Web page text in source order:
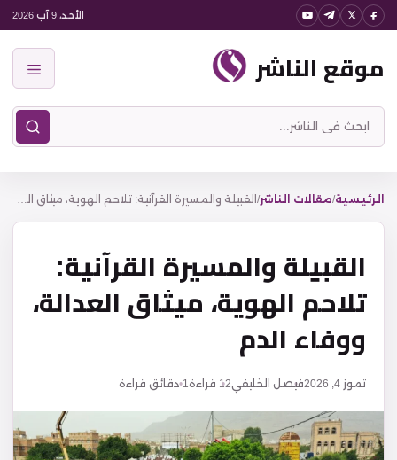
انتقل
المحتوى
الأحد، 9 آب 2026
موقع الناشر
ابحث
في
الناشر
الرئيسية/مقالات الناشر/ القبيلة والمسيرة القرآنية: تلاحم الهوية، ميثاق العدالة، ووفاء الدم
القبيلة والمسيرة القرآنية:
تلاحم الهوية، ميثاق العدالة،
ووفاء الدم
تموز 4, 2026 فيصل الخليفي12 قراءة1 دقائق قراءة